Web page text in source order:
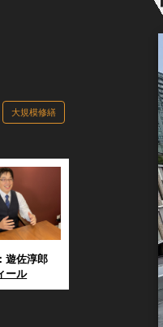
大規模修繕
遊佐淳郎
ール